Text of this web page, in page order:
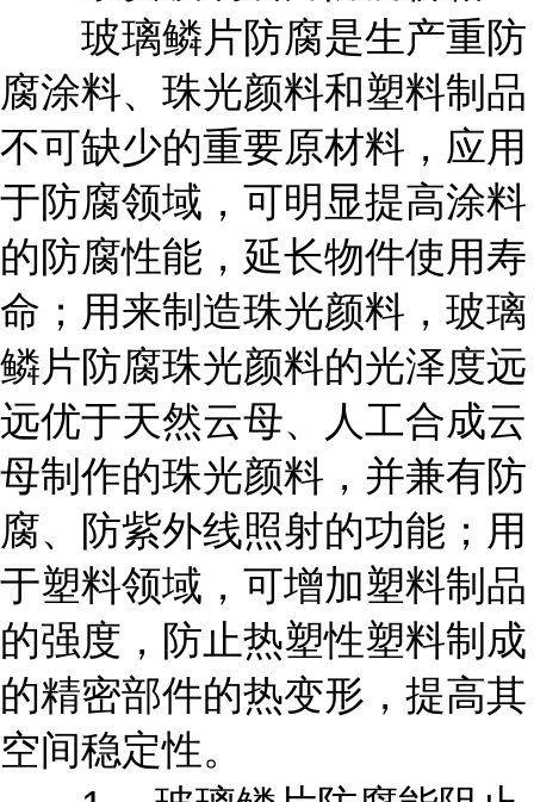
玻璃鳞片防腐是生产重防
腐涂料、珠光颜料和塑料制品
不可缺少的重要原材料，应用
于防腐领域，可明显提高涂料
的防腐性能，延长物件使用寿
命；用来制造珠光颜料，玻璃
鳞片防腐珠光颜料的光泽度远
远优于天然云母、人工合成云
母制作的珠光颜料，并兼有防
腐、防紫外线照射的功能；用
于塑料领域，可增加塑料制品
的强度，防止热塑性塑料制成
的精密部件的热变形，提高其
空间稳定性。